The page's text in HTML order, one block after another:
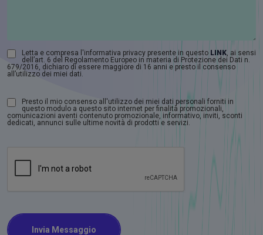
Letta e compresa l'informativa privacy presente in questo LINK , ai sensi
dell’art. 6 del Regolamento Europeo in materia di Protezione dei Dati n.
679/2016, dichiaro di essere maggiore di 16 anni e presto il consenso
all’utilizzo dei miei dati.
Presto il mio consenso all'utilizzo dei miei dati personali forniti in
questo modulo a questo sito internet per finalità promozionali,
comunicazioni aventi contenuto promozionale, informativo, inviti, sconti
dedicati, annunci sulle ultime novità di prodotti e servizi.
Invia Messaggio